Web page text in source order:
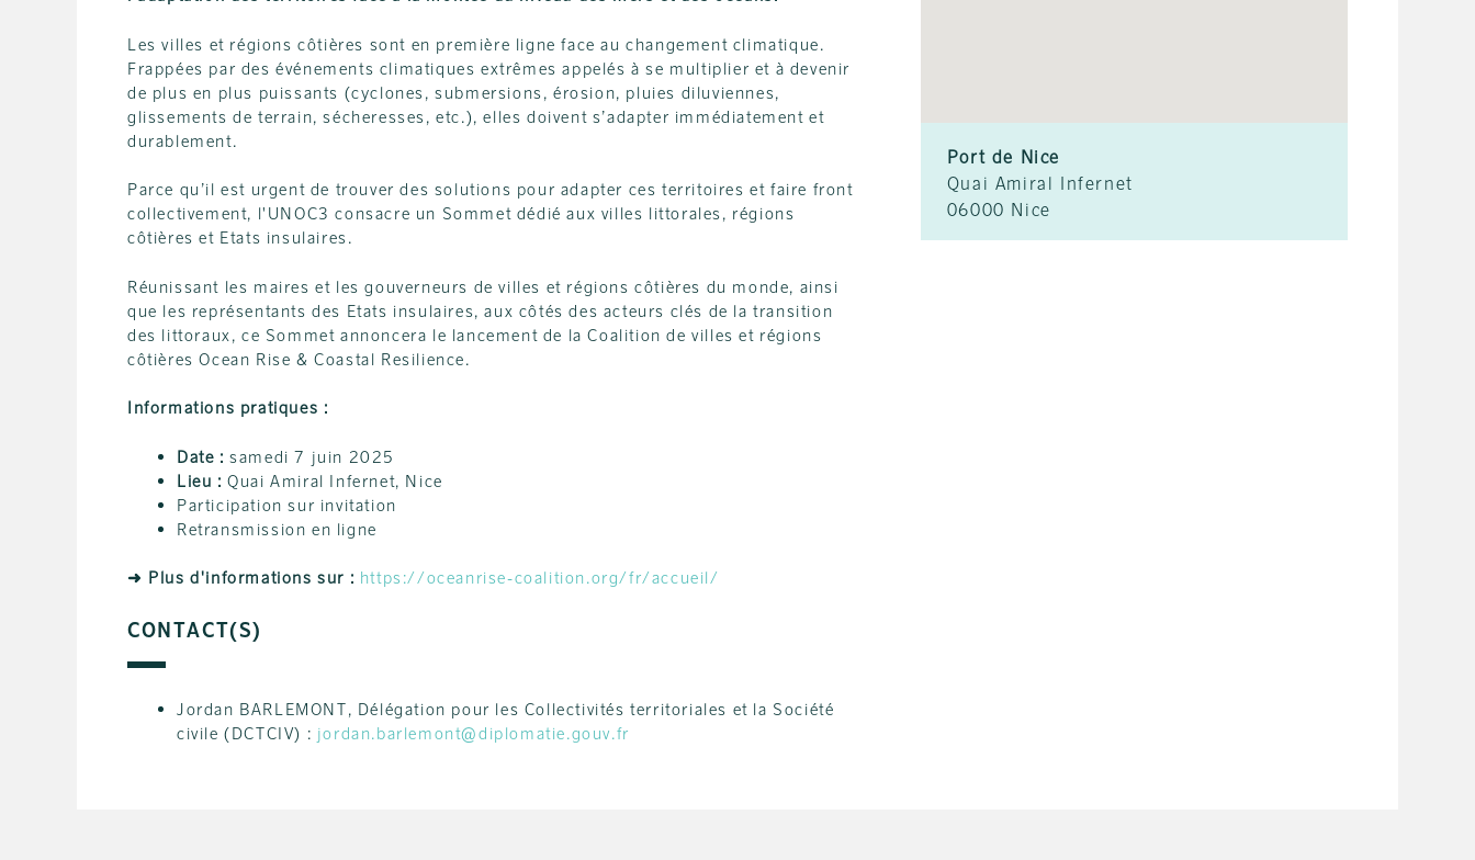
Les villes et régions côtières sont en première ligne face au changement climatique.
Frappées par des événements climatiques extrêmes appelés à se multiplier et à devenir
de plus en plus puissants (cyclones, submersions, érosion, pluies diluviennes,
glissements de terrain, sécheresses, etc.), elles doivent s’adapter immédiatement et
durablement.
Parce qu’il est urgent de trouver des solutions pour adapter ces territoires et faire front
collectivement, l'UNOC3 consacre un Sommet dédié aux villes littorales, régions
côtières et Etats insulaires.
Réunissant les maires et les gouverneurs de villes et régions côtières du monde, ainsi
que les représentants des Etats insulaires, aux côtés des acteurs clés de la transition
des littoraux, ce Sommet annoncera le lancement de la Coalition de villes et régions
côtières Ocean Rise & Coastal Resilience.
Informations pratiques :
Date : samedi 7 juin 2025
Lieu : Quai Amiral Infernet, Nice
Participation sur invitation
Retransmission en ligne
➜ Plus d'informations sur : https://oceanrise-coalition.org/fr/accueil/
CONTACT(S)
Jordan BARLEMONT, Délégation pour les Collectivités territoriales et la Société
civile (DCTCIV) : jordan.barlemont@diplomatie.gouv.fr
Port de Nice
Quai Amiral Infernet
06000 Nice